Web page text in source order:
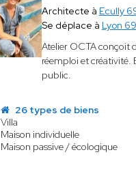
Architecte à Ecully
Se déplace à Lyon
Atelier OCTA conçoit
réemploi et créativité.
public.
26 types de biens
Villa
Maison individuelle
Maison passive / écologique